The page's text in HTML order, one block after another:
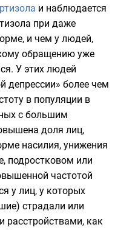
и наблюдается
при даже
и чем у людей,
обращению уже
У этих людей
депрессии» более чем
в популяции в
с большим
доля лиц,
насилия, унижения
подростковом или
частотой
у лиц, у которых
страдали или
расстройствами, как